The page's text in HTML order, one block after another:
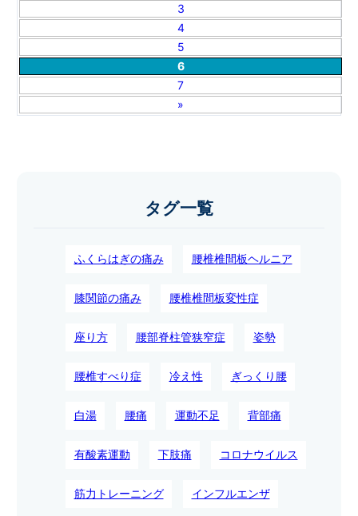
3
4
5
6
7
»
タグ一覧
ふくらはぎの痛み 腰椎椎間板ヘルニア
膝関節の痛み 腰椎椎間板変性症
座り方 腰部脊柱管狭窄症 姿勢
腰椎すべり症 冷え性 ぎっくり腰
白湯 腰痛 運動不足 背部痛
有酸素運動 下肢痛 コロナウイルス
筋力トレーニング インフルエンザ